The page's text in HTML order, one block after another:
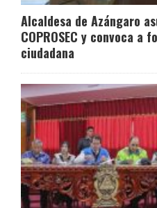
Alcaldesa de Azángaro
COPROSEC y convoca
ciudadana